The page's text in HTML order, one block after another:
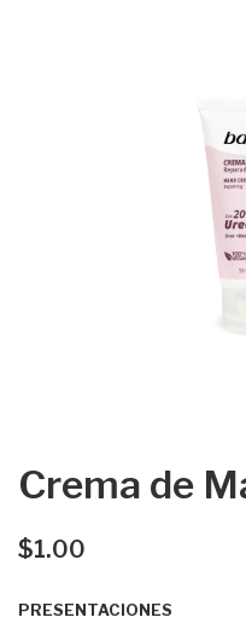
Crema de
$1.00
PRESENTACIONES